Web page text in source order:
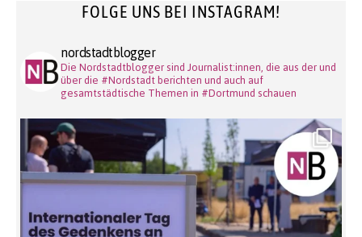
FOLGE UNS BEI INSTAGRAM!
nordstadtblogger
Die Nordstadtblogger sind Journalist:innen, die aus der und
über die #Nordstadt berichten und auch auf
gesamtstädtische Themen in #Dortmund schauen